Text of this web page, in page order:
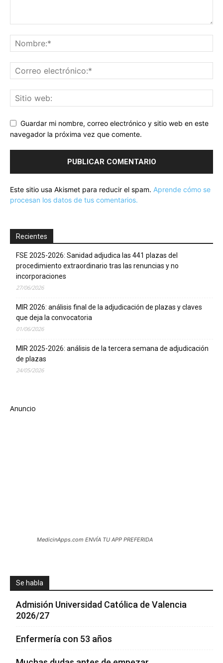
Guardar mi nombre, correo electrónico y sitio web en este
navegador la próxima vez que comente.
Este sitio usa Akismet para reducir el spam. Aprende cómo se
procesan los datos de tus comentarios.
Recientes
FSE 2025-2026: Sanidad adjudica las 441 plazas del
procedimiento extraordinario tras las renuncias y no
incorporaciones
27/06/2026
MIR 2026: análisis final de la adjudicación de plazas y claves
que deja la convocatoria
01/06/2026
MIR 2025-2026: análisis de la tercera semana de adjudicación
de plazas
24/05/2026
Anuncio
MedicinApps.com ENVÍA TU APP PREFERIDA
Se habla
Admisión Universidad Católica de Valencia
2026/27
Enfermería con 53 años